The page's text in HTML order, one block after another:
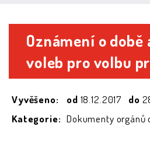
Oznámení o
voleb pro volbu
Vyvěšeno: od 18.12.2017 do
Kategorie: Dokumenty orgánů